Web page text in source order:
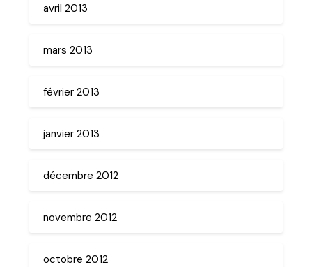
avril 2013
mars 2013
février 2013
janvier 2013
décembre 2012
novembre 2012
octobre 2012